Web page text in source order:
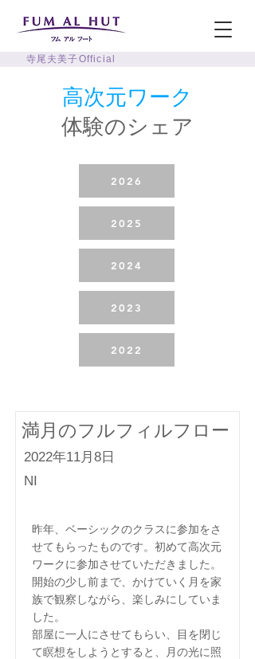
寺尾夫美子Official
高次元ワーク
体験のシェア
2026
2025
2024
2023
2022
満月のフルフィルフロー
2022年11月8日
NI
昨年、ベーシックのクラスに参加をさ
せてもらったものです。初めて高次元
ワークに参加させていただきました。
開始の少し前まで、かけていく月を家
族で観察しながら、楽しみにしていま
した。
部屋に一人にさせてもらい、目を閉じ
て瞑想をしようとすると、月の光に照